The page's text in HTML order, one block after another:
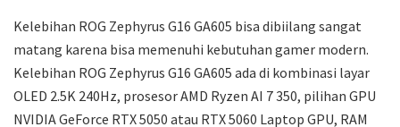
Kelebihan ROG Zephyrus G16 GA605 bisa dibiilang sangat
matang karena bisa memenuhi kebutuhan gamer modern.
Kelebihan ROG Zephyrus G16 GA605 ada di kombinasi layar
OLED 2.5K 240Hz, prosesor AMD Ryzen AI 7 350, pilihan GPU
NVIDIA GeForce RTX 5050 atau RTX 5060 Laptop GPU, RAM